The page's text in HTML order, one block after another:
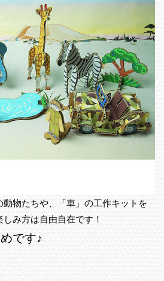
動物たちや、「車」の工作キットを
み方は自由自在です！
です♪